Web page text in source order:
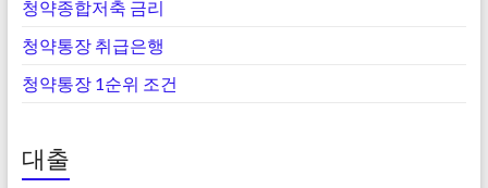
청약종합저축 금리
청약통장 취급은행
청약통장 1순위 조건
대출